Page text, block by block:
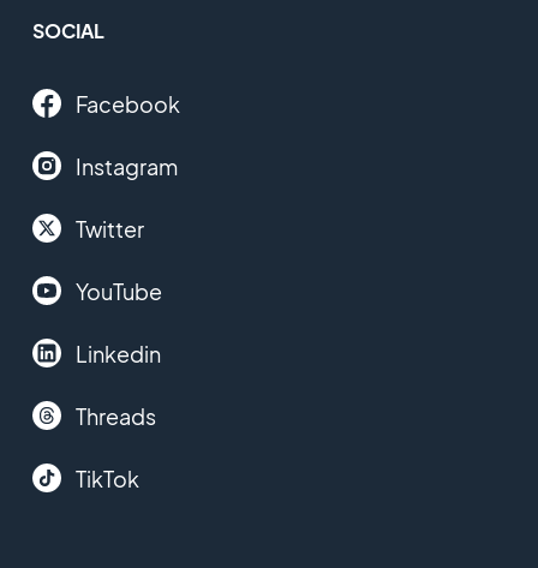
SOCIAL
Facebook
Instagram
Twitter
YouTube
Linkedin
Threads
TikTok